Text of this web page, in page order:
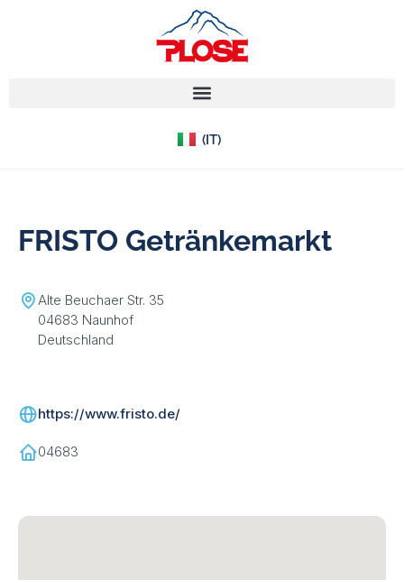
(IT)
(EN)
(DE)
FRISTO Getränkemarkt
Alte Beuchaer Str. 35
04683 Naunhof
Deutschland
https://www.fristo.de/
04683